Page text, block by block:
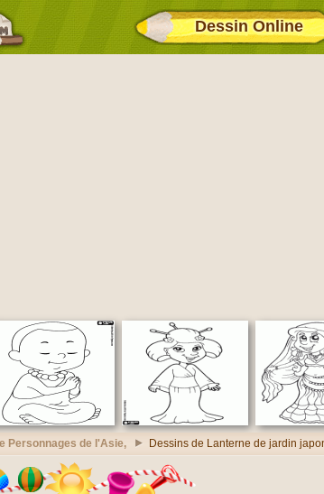
Dessin Online
Personnages de l'Asie, Dessins de Lanterne de jardin